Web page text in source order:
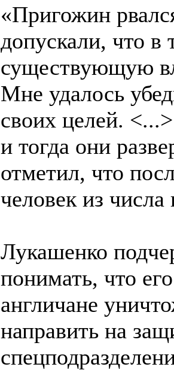
«Пригожин
допускали, что в
существующую
Мне удалось
своих целей.
и тогда они
отметил, что
человек из
Лукашенко
понимать, что
англичане
направить на